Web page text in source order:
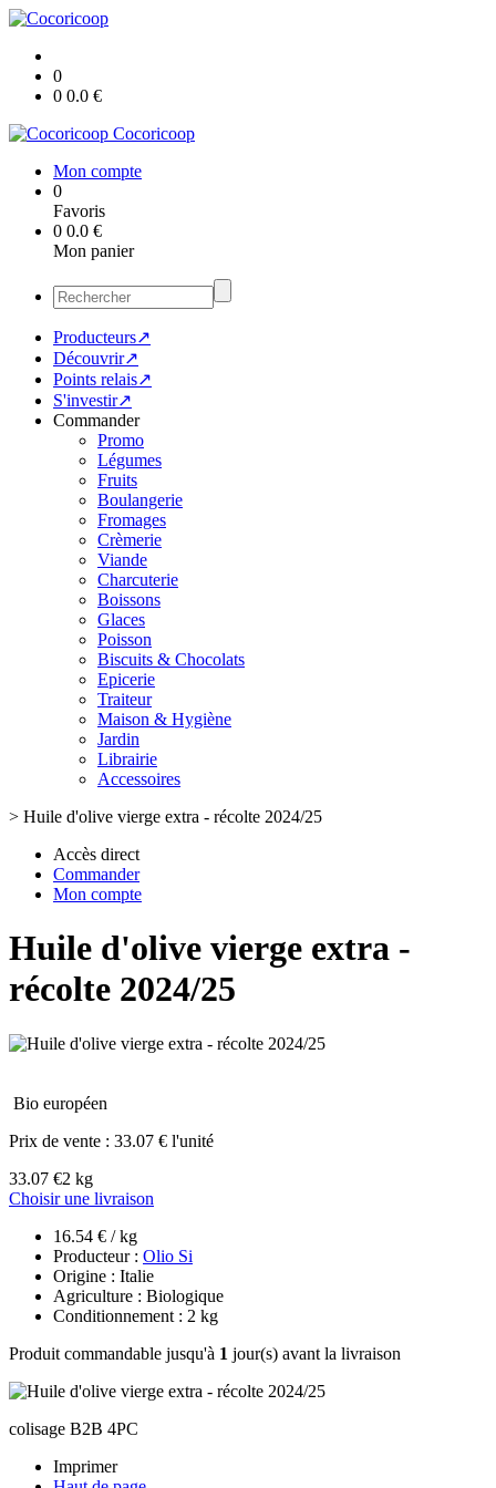
0
0 0.0 €
Cocoricoop
Mon compte
0
Favoris
0 0.0 €
Mon panier
Producteurs↗
Découvrir↗
Points relais↗
S'investir↗
Commander
Promo
Légumes
Fruits
Boulangerie
Fromages
Crèmerie
Viande
Charcuterie
Boissons
Glaces
Poisson
Biscuits & Chocolats
Epicerie
Traiteur
Maison & Hygiène
Jardin
Librairie
Accessoires
> Huile d'olive vierge extra - récolte 2024/25
Accès direct
Commander
Mon compte
Huile d'olive vierge extra -
récolte 2024/25
Bio européen
Prix de vente : 33.07 € l'unité
33.07 €2 kg
Choisir une livraison
16.54 € / kg
Producteur : Olio Si
Origine : Italie
Agriculture : Biologique
Conditionnement : 2 kg
Produit commandable jusqu'à 1 jour(s) avant la livraison
colisage B2B 4PC
Imprimer